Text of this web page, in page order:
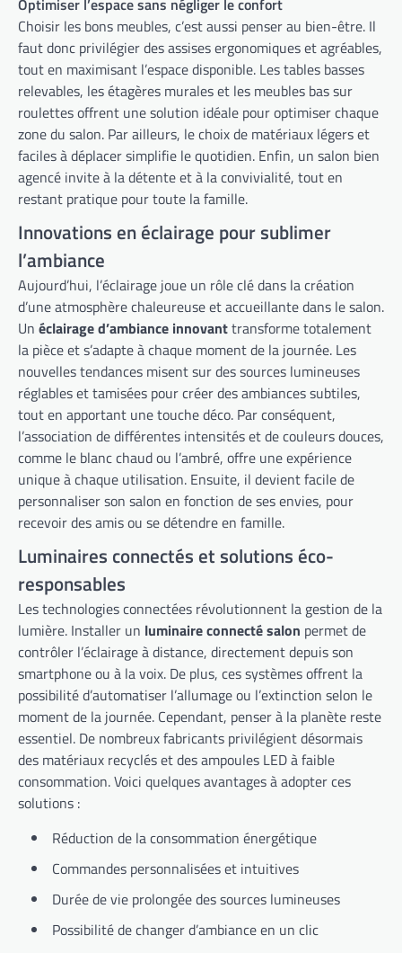
Optimiser l’espace sans négliger le confort
Choisir les bons meubles, c’est aussi penser au bien-être. Il
faut donc privilégier des assises ergonomiques et agréables,
tout en maximisant l’espace disponible. Les tables basses
relevables, les étagères murales et les meubles bas sur
roulettes offrent une solution idéale pour optimiser chaque
zone du salon. Par ailleurs, le choix de matériaux légers et
faciles à déplacer simplifie le quotidien. Enfin, un salon bien
agencé invite à la détente et à la convivialité, tout en
restant pratique pour toute la famille.
Innovations en éclairage pour sublimer
l’ambiance
Aujourd’hui, l’éclairage joue un rôle clé dans la création
d’une atmosphère chaleureuse et accueillante dans le salon.
Un éclairage d’ambiance innovanttransforme totalement
la pièce et s’adapte à chaque moment de la journée. Les
nouvelles tendances misent sur des sources lumineuses
réglables et tamisées pour créer des ambiances subtiles,
tout en apportant une touche déco. Par conséquent,
l’association de différentes intensités et de couleurs douces,
comme le blanc chaud ou l’ambré, offre une expérience
unique à chaque utilisation. Ensuite, il devient facile de
personnaliser son salon en fonction de ses envies, pour
recevoir des amis ou se détendre en famille.
Luminaires connectés et solutions éco-
responsables
Les technologies connectées révolutionnent la gestion de la
lumière. Installer un luminaire connecté salon permet de
contrôler l’éclairage à distance, directement depuis son
smartphone ou à la voix. De plus, ces systèmes offrent la
possibilité d’automatiser l’allumage ou l’extinction selon le
moment de la journée. Cependant, penser à la planète reste
essentiel. De nombreux fabricants privilégient désormais
des matériaux recyclés et des ampoules LED à faible
consommation. Voici quelques avantages à adopter ces
solutions :
Réduction de la consommation énergétique
Commandes personnalisées et intuitives
Durée de vie prolongée des sources lumineuses
Possibilité de changer d’ambiance en un clic